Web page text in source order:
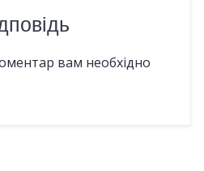
вам необхідно